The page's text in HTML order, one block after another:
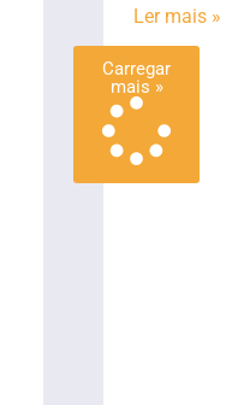
Carregar
mais »
Ler mais »